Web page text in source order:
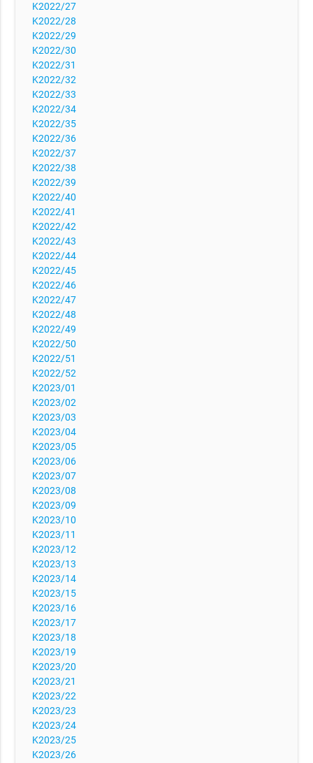
K2022/27
K2022/28
K2022/29
K2022/30
K2022/31
K2022/32
K2022/33
K2022/34
K2022/35
K2022/36
K2022/37
K2022/38
K2022/39
K2022/40
K2022/41
K2022/42
K2022/43
K2022/44
K2022/45
K2022/46
K2022/47
K2022/48
K2022/49
K2022/50
K2022/51
K2022/52
K2023/01
K2023/02
K2023/03
K2023/04
K2023/05
K2023/06
K2023/07
K2023/08
K2023/09
K2023/10
K2023/11
K2023/12
K2023/13
K2023/14
K2023/15
K2023/16
K2023/17
K2023/18
K2023/19
K2023/20
K2023/21
K2023/22
K2023/23
K2023/24
K2023/25
K2023/26